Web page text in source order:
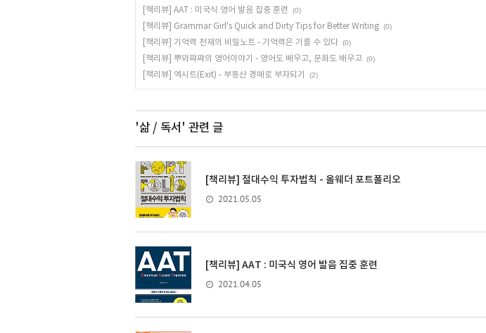
[책리뷰] AAT : 미국식 영어 발음 집중 훈련
(0)
[책리뷰] Grammar Girl's Quick and Dirty Tips for Better Writing (0)
[책리뷰] 기억력 천재의 비밀노트 - 기억력은 기를 수 있다 (0)
[책리뷰] 뿌와쨔쨔의 영어이야기 - 영어도 배우고, 문화도 배우고 (0)
[책리뷰] 엑시트(Exit) - 부동산 경매로 부자되기
(2)
'삶 / 독서' 관련 글
[책리뷰] 절대수익 투자법칙 - 올웨더 포트폴리오
2021.05.05
[책리뷰] AAT : 미국식 영어 발음 집중 훈련
2021.04.05